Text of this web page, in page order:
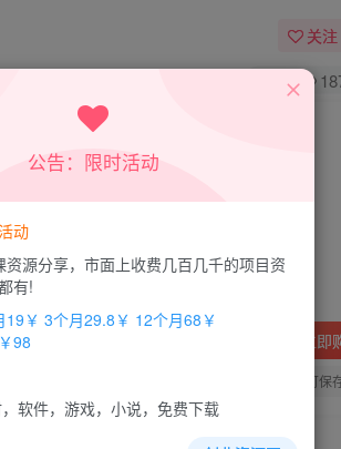
关注
，13种可复制落地的策划架构
后查看
石会员
立
未登录！建议登陆后购买，办理会员包月更省钱，可保
公告：限时活动
动
资源分享，市面上收费几百几千的项目资
有!
19￥ 3个月29.8￥ 12个月68￥
98
软件，游戏，小说，免费下载